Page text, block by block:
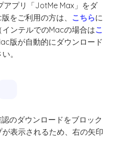
アプリ「JotMe Max」をダ
をご利用の方は、 こちらに
ンテルでのMacの場合はこ
版が自動的にダウンロード
。
のダウンロードをブロック
表示されるため、右の矢印